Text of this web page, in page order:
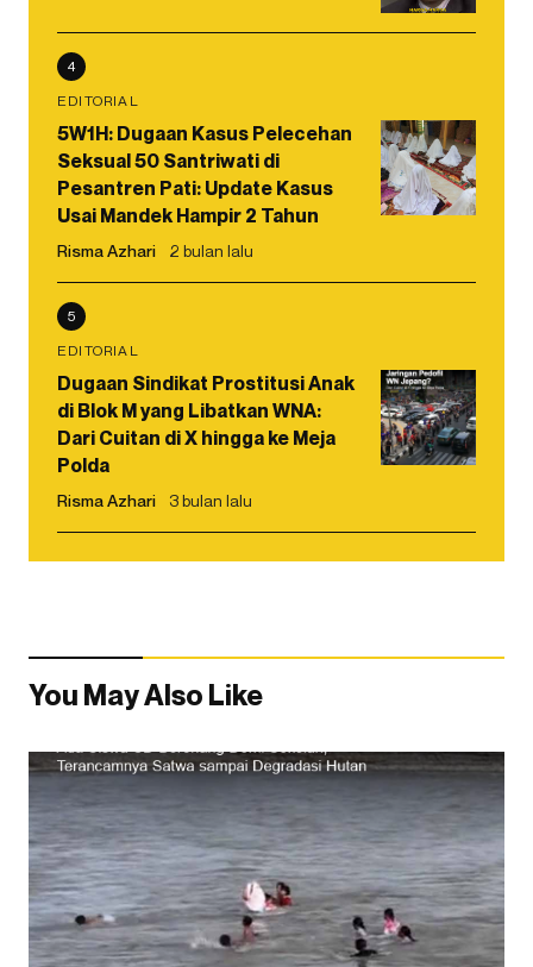
4
EDITORIAL
5W1H: Dugaan Kasus Pelecehan
Seksual 50 Santriwati di
Pesantren Pati: Update Kasus
Usai Mandek Hampir 2 Tahun
Risma Azhari 2 bulan lalu
5
EDITORIAL
Dugaan Sindikat Prostitusi Anak
di Blok M yang Libatkan WNA:
Dari Cuitan di X hingga ke Meja
Polda
Risma Azhari 3 bulan lalu
You May Also Like